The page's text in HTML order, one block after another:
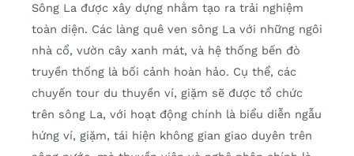
Sông La được xây dựng nhằm tạo ra trải nghiệm
toàn diện. Các làng quê ven sông La với những ngôi
nhà cổ, vườn cây xanh mát, và hệ thống bến đò
truyền thống là bối cảnh hoàn hảo. Cụ thể, các
chuyến tour du thuyền ví, giặm sẽ được tổ chức
trên sông La, với hoạt động chính là biểu diễn ngẫu
hứng ví, giặm, tái hiện không gian giao duyên trên